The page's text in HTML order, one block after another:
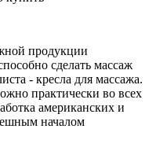
продукции
сделать массаж
- кресла для массажа.
практически во всех
американских и
началом